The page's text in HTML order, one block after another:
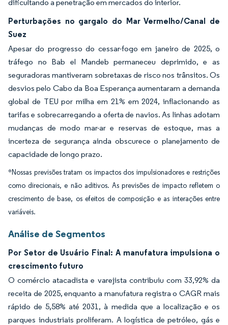
dificultando a penetração em mercados do interior.
Perturbações no gargalo do Mar Vermelho/Canal de
Suez
Apesar do progresso do cessar-fogo em janeiro de 2025, o
tráfego no Bab el Mandeb permaneceu deprimido, e as
seguradoras mantiveram sobretaxas de risco nos trânsitos. Os
desvios pelo Cabo da Boa Esperança aumentaram a demanda
global de TEU por milha em 21% em 2024, inflacionando as
tarifas e sobrecarregando a oferta de navios. As linhas adotam
mudanças de modo mar-ar e reservas de estoque, mas a
incerteza de segurança ainda obscurece o planejamento de
capacidade de longo prazo.
*Nossas previsões tratam os impactos dos impulsionadores e restrições
como direcionais, e não aditivos. As previsões de impacto refletem o
crescimento de base, os efeitos de composição e as interações entre
variáveis.
Análise de Segmentos
Por Setor de Usuário Final: A manufatura impulsiona o
crescimento futuro
O comércio atacadista e varejista contribuiu com 33,92% da
receita de 2025, enquanto a manufatura registra o CAGR mais
rápido de 5,58% até 2031, à medida que a localização e os
parques industriais proliferam. A logística de petróleo, gás e